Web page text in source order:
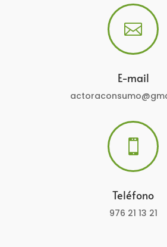

E-mail

Teléfono
976 21 13 21